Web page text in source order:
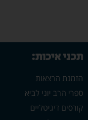
תכני איכות:
הזמנת הרצאות
ספרי הרב יוני לביא
קורסים דיגיטליים